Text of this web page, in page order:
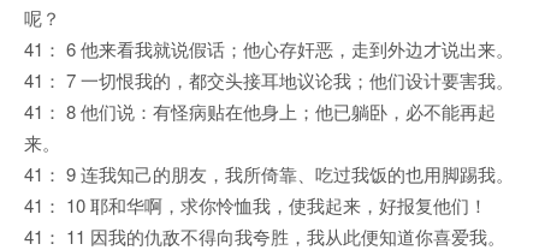
呢？
41： 6 他来看我就说假话；他心存奸恶，走到外边才说出来。
41： 7 一切恨我的，都交头接耳地议论我；他们设计要害我。
41： 8 他们说：有怪病贴在他身上；他已躺卧，必不能再起
来。
41： 9 连我知己的朋友，我所倚靠、吃过我饭的也用脚踢我。
41： 10 耶和华啊，求你怜恤我，使我起来，好报复他们！
41： 11 因我的仇敌不得向我夸胜，我从此便知道你喜爱我。